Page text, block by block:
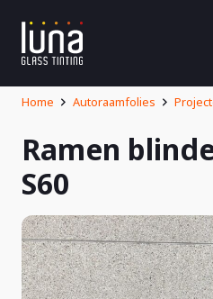
Home Autoraamfolies
Ramen
S60